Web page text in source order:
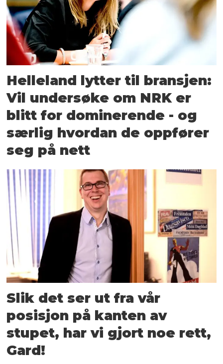
Helleland lytter til bransjen:
Vil undersøke om NRK er
blitt for dominerende - og
særlig hvordan de oppfører
seg på nett
Slik det ser ut fra vår
posisjon på kanten av
stupet, har vi gjort noe rett,
Gard!